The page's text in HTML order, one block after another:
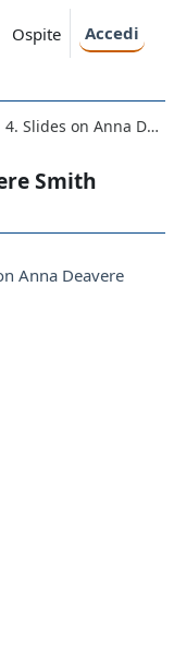
Ospite Accedi
4. Slides on Anna Deavere Smith
Smith
Anna Deavere